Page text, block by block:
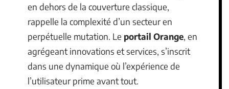
en dehors de la couverture classique,
rappelle la complexité d’un secteur en
perpétuelle mutation. Le portail Orange, en
agrégeant innovations et services, s’inscrit
dans une dynamique où l’expérience de
l’utilisateur prime avant tout.